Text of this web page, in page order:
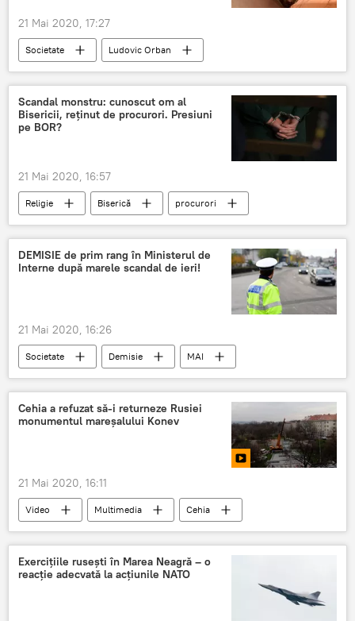
21 Mai 2020, 17:27
Societate Ludovic Orban
Scandal monstru: cunoscut om al
Bisericii, reținut de procurori. Presiuni
pe BOR?
21 Mai 2020, 16:57
Religie Biserică
procurori
BOR
DEMISIE de prim rang în Ministerul de
Interne după marele scandal de ieri!
21 Mai 2020, 16:26
Societate Demisie
MAI
Scandal
Cehia a refuzat să-i returneze Rusiei
monumentul mareșalului Konev
21 Mai 2020, 16:11
Video Multimedia
Cehia
Rusia
Exercițiile rusești în Marea Neagră – o
reacție adecvată la acțiunile NATO